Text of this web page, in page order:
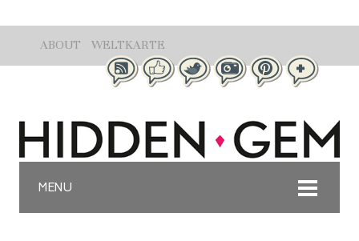
ABOUT WELTKARTE
MENU